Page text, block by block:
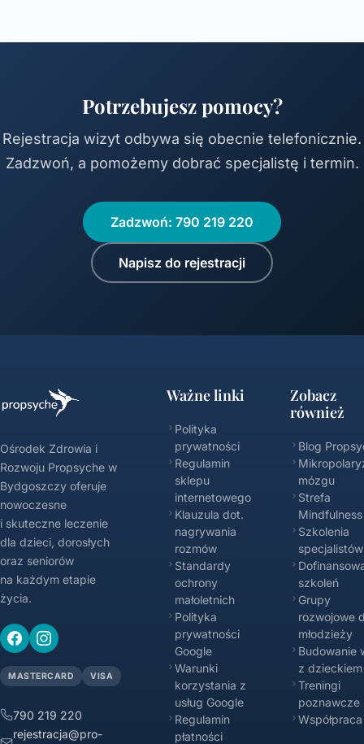
Potrzebujesz pomocy?
Rejestracja wizyt odbywa się obecnie telefonicznie.
Zadzwoń, a pomożemy dobrać specjalistę i termin.
Zadzwoń: 790 219 220
Napisz do rejestracji
Ośrodek Zdrowia i
Rozwoju Propsyche w
Bydgoszczy oferuje
nowoczesne
i skuteczne leczenie
dla dzieci, dorosłych
oraz seniorów
na każdym etapie
życia.
MASTERCARD VISA
790 219 220
rejestracja@pro-
Ważne linki
Polityka
prywatności
Regulamin
sklepu
internetowego
Klauzula dot.
nagrywania
rozmów
Standardy
ochrony
małoletnich
Polityka
prywatności
Google
Warunki
korzystania z
usług Google
Regulamin
płatności
Zobacz
również
Blog
mózgu
Strefa
Mindfulness
Szkolenia
specjalistów
szkoleń
Grupy
rozwojowe
młodzieży
Budowanie
z dzieckiem
Treningi
poznawcze
Współpraca